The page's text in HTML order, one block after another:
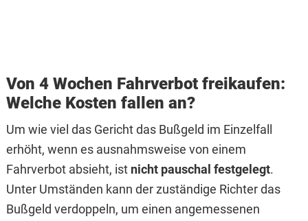
Von 4 Wochen Fahrverbot freikaufen:
Welche Kosten fallen an?
Um wie viel das Gericht das Bußgeld im Einzelfall
erhöht, wenn es ausnahmsweise von einem
Fahrverbot absieht, ist nicht pauschal festgelegt.
Unter Umständen kann der zuständige Richter das
Bußgeld verdoppeln, um einen angemessenen